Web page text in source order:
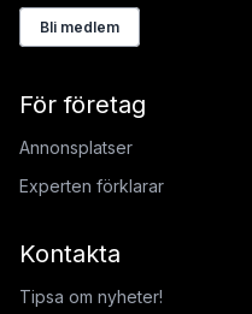
Bli medlem
För företag
Annonsplatser
Experten förklarar
Kontakta
Tipsa om nyheter!